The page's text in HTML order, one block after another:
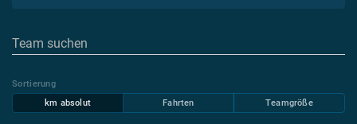
Sortierung
km absolut
Fahrten Teamgröße